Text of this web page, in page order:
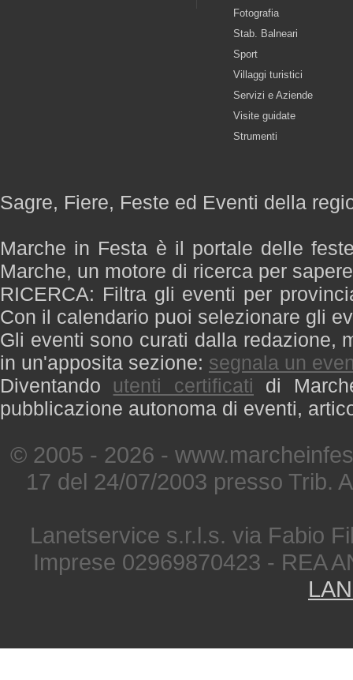
Fotografia
Stab. Balneari
Sport
Villaggi turistici
Servizi e Aziende
Visite guidate
Strumenti
Sagre, Fiere, Feste ed Eventi della
Marche in Festa è il portale delle
Marche, un motore di ricerca per
RICERCA: Filtra gli eventi per
Con il calendario puoi selezionare gli
Gli eventi sono curati dalla redazione,
in un'apposita sezione: segnala un
Diventando utenti certificati di
pubblicazione autonoma di eventi,
© 2005 - 2026 -
17 del 24/07/2003 presso Trib.
Lanetservice s.r.l.s. via Fabio
Imprese 02969870423 - REA